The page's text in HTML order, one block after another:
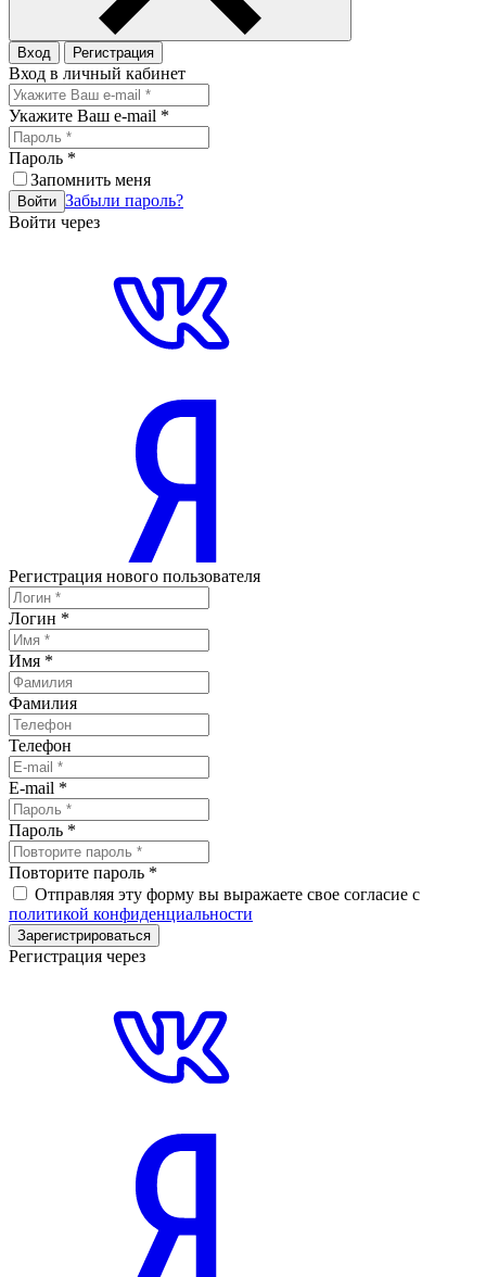
Вход Регистрация
Вход в личный кабинет
Укажите Ваш e-mail *
Пароль *
Запомнить меня
Войти Забыли пароль?
Войти через
Регистрация нового пользователя
Логин *
Имя *
Фамилия
Телефон
E-mail *
Пароль *
Повторите пароль *
Отправляя эту форму вы выражаете свое согласие с
политикой конфиденциальности
Зарегистрироваться
Регистрация через